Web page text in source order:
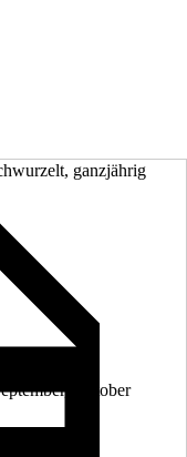
ganzjährig
Oktober